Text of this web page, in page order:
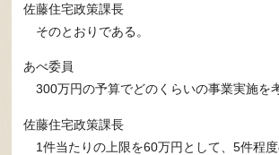
佐藤住宅政策課長
そのとおりである。
あべ委員
300万円の予算でどのくらいの事業実施を
佐藤住宅政策課長
1件当たりの上限を60万円として、5件程